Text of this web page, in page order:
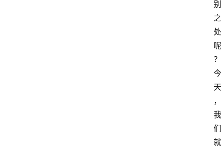
别
之
处
呢
？
今
天
，
我
们
就